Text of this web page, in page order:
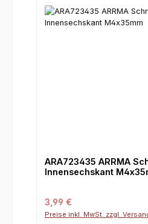
ARA723435 ARRMA
Innensechskant
Regulärer Preis:
3,99 €
Preise inkl. MwSt. zzgl.